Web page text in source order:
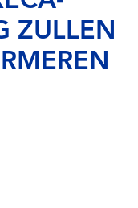
ZULLEN